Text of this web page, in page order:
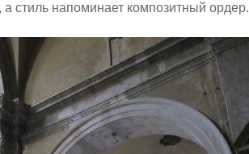
стиль напоминает композитный ордер.